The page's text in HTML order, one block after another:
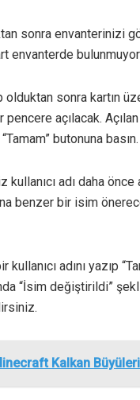
sonra envanterinizi
envanterde
sonra kartın
açılacak.
butonuna basın.
adı daha
benzer bir isim
kullanıcı adını yazıp
“İsim değiştirildi”
Kalkan Büyüleri